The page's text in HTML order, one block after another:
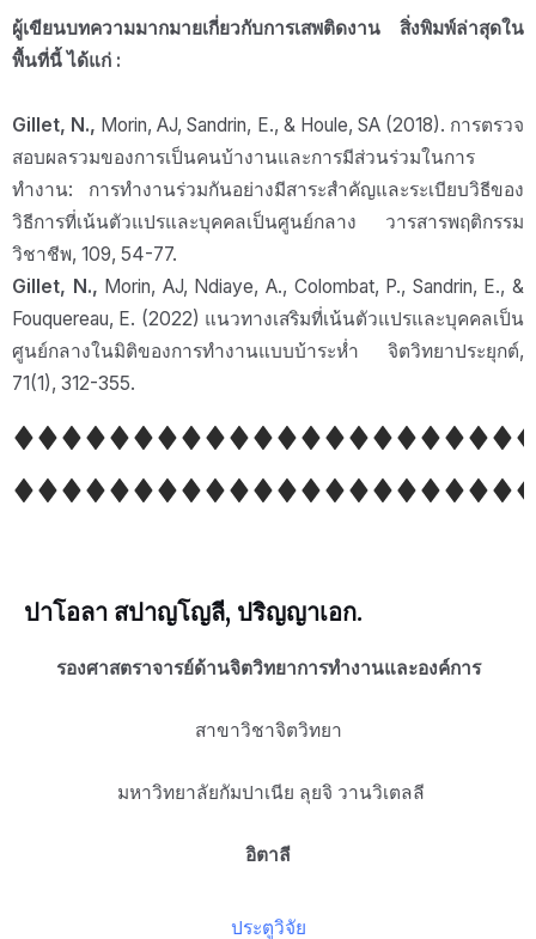
ผู้เขียนบทความมากมายเกี่ยวกับการเสพติดงาน สิ่งพิมพ์ล่าสุดใน
พื้นที่นี้ ได้แก่ :
Gillet, N., Morin, AJ, Sandrin, E., & Houle, SA (2018). การตรวจ
สอบผลรวมของการเป็นคนบ้างานและการมีส่วนร่วมในการ
ทำงาน: การทำงานร่วมกันอย่างมีสาระสำคัญและระเบียบวิธีของ
วิธีการที่เน้นตัวแปรและบุคคลเป็นศูนย์กลาง วารสารพฤติกรรม
วิชาชีพ, 109, 54-77.
Gillet, N., Morin, AJ, Ndiaye, A., Colombat, P., Sandrin, E., &
Fouquereau, E. (2022) แนวทางเสริมที่เน้นตัวแปรและบุคคลเป็น
ศูนย์กลางในมิติของการทำงานแบบบ้าระห่ำ จิตวิทยาประยุกต์,
71(1), 312-355.
ปาโอลา สปาญโญลี, ปริญญาเอก.
รองศาสตราจารย์ด้านจิตวิทยาการทำงานและองค์การ
สาขาวิชาจิตวิทยา
มหาวิทยาลัยกัมปาเนีย ลุยจิ วานวิเตลลี
อิตาลี
ประตูวิจัย